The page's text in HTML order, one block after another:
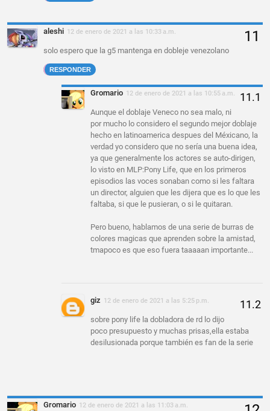
aleshi 12 de enero de 2021 a las 10:33 a.m.
solo espero que la g5 mantenga en dobleje venezolano
RESPONDER
Gromario 12 de enero de 2021 a las 10:55 a.m.
Aunque el doblaje Veneco no sea malo, ni
por mucho lo considero el segundo mejor doblaje
hecho en latinoamerica despues del Méxicano, la
verdad yo considero que no sería una buena idea,
ya que generalmente los actores se auto-dirigen,
lo visto en MLP:Pony Life, que en los primeros
episodios las voces sonaban como si les faltara
un director, alguien que les dijera que es lo que les
faltaba, si que le pusieran, o si le quitaran.
Pero bueno, hablamos de una serie de burras de
colores magicas que aprenden sobre la amistad,
tmapoco es que eso fuera taaaaan importante...
giz 12 de enero de 2021 a las 5:25 p.m.
sobre pony life la dobladora de rd lo dijo
poco presupuesto y muchas prisas,ella estaba
desilusionada porque también es fan de la serie
Gromario 12 de enero de 2021 a las 11:03 a.m.